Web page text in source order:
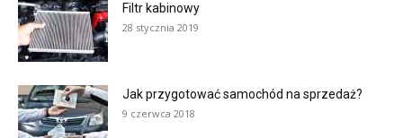
Filtr kabinowy
28 stycznia 2019
Jak przygotować samochód na sprzedaż?
9 czerwca 2018